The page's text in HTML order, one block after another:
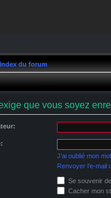
Index du forum
que vous soyez
J’ai oublié mon
Renvoyer l’e-mail
Se souvenir
Cacher mon